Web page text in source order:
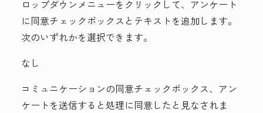
ロップダウンメニューをクリックして、アンケート
に同意チェックボックスとテキストを追加します。
次のいずれかを選択できます。
なし
コミュニケーションの同意チェックボックス、アン
ケートを送信すると処理に同意したと見なされま